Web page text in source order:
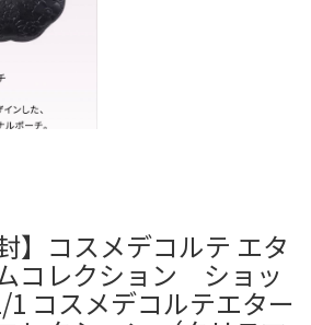
】コスメデコルテ エタ
コレクション ショッ
1 コスメデコルテエター